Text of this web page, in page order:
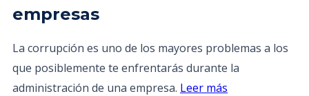
empresas
La corrupción es uno de los mayores problemas a los
que posiblemente te enfrentarás durante la
administración de una empresa. Leer más